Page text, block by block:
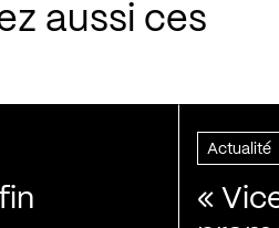
aussi ces
Actualité
«